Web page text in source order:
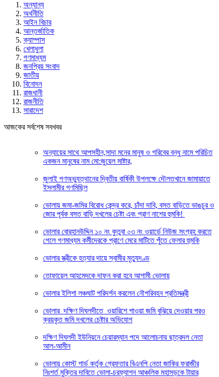
অন্যান্য
অর্থনীতি
আইন বিচার
আন্তর্জাতিক
ক্যাম্পাস
খেলাধুলা
গণমাধ্যম
জনপ্রিয় সংবাদ
জাতীয়
বিনোদন
রাজধানী
রাজনীতি
সারাদেশ
আজকের সর্বশেষ সবখবর
অন্যায়ের সাথে আপসহীন,সাদা মনের মানুষ ও গরিবের বন্ধু নামে পরিচিত
একজন মানুষের নাম মো:জুয়েল মাষ্টার,
জুলাই গণঅভ্যুত্থানের দ্বিতীয় বার্ষিকী উপলক্ষে দৌলতখানে জামায়াতে
ইসলামীর গণমিছিল
ভোলায় জমা-জমির বিরোধ কেন্দ্র করে, চাঁদা দাবি, বসত বাড়িতে ভাঙচুর ও
জোর পূর্বক বসত বাড়ি দখলের চেষ্টা এবং প্রাণ নাশের হুমকি! ‎
ভোলার বোরহানউদ্দিন ১০ নং কুতুবা ০৩ নং ওয়ার্ডে নিউজ সংগ্রহ করতে
গেলে গণমাধ্যম কর্মীদেরকে প্রাণে মেরে মাটিতে পুঁতে ফেলার হুমকি
ভোলার স্ত্রীকে হত্যার দায়ে স্বামীর মৃত্যুদণ্ড
তোফায়েল আহমেদকে দাফন করা হবে আগামী ভোলায়
ভোলার ইলিশা লঞ্চঘাট পরিদর্শন করলেন নৌপরিবহন প্রতিমন্ত্রী
ভোলার দক্ষিণ দিঘলদীতে ওয়ারিশে পাওয়া জমি বুঝিয়ে দেওয়ার পরও
ক্রয়কৃত জমি দখলের চেষ্টার অভিযোগ
দক্ষিণ দিঘলদী ইউনিয়নে চেয়ারম্যান পদে আলোচনায় ছাত্রদল নেতা
আল-আমীন
ভোলায় কোস্ট গার্ড কর্তৃক গ্রেফতার বিএনপি নেতা জাকির ফরাজীর
নিঃশর্ত মুক্তির দাবিতে ভোলা-চরফ্যাশন আঞ্চলিক মহাসড়কে টায়ার